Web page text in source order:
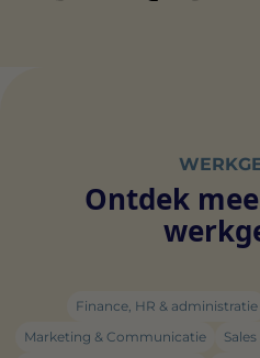
Ontdek
Finance, HR & administratie
Marketing & Communicatie